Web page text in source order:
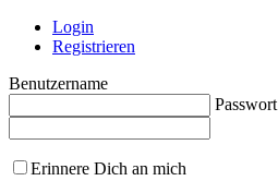
Login
Registrieren
Benutzername
Passwort
Erinnere Dich an mich